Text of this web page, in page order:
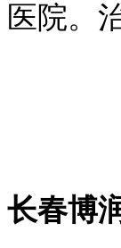
医院。
长春博